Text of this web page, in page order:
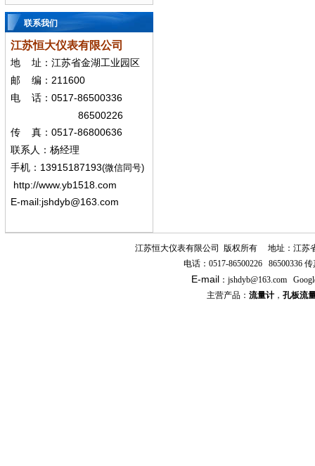
联系我们
江苏恒大仪表有限公司
地
址：江苏省金湖工业园区
邮
编： 211600
电 话： 0517-86500336
86500226
传 真： 0517-86800636
联系人：杨经理
手机 ： 13915187193(微信同号)
http://www.yb1518.com
E-mail:jshdyb@163.com
江苏恒大仪表有限公司 版权所有
地址：江苏
电话： 0517-86500226 86500336 传
E-mail ： jshdyb@163.com
主营产品： 流量计， 孔板流